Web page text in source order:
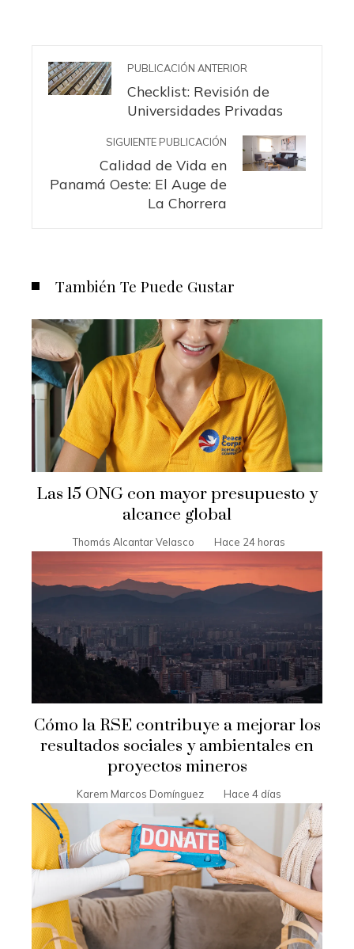
PUBLICACIÓN ANTERIOR
Checklist: Revisión de
Universidades Privadas
SIGUIENTE PUBLICACIÓN
Calidad de Vida en
Panamá Oeste: El Auge de
La Chorrera
También Te Puede Gustar
Las 15 ONG con mayor presupuesto y
alcance global
Thomás Alcantar Velasco Hace 24 horas
Cómo la RSE contribuye a mejorar los
resultados sociales y ambientales en
proyectos mineros
Karem Marcos Domínguez Hace 4 días